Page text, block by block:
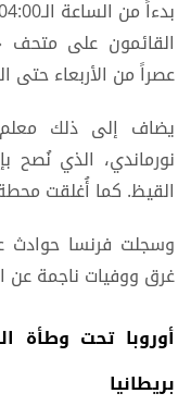
عصراً من الأربعاء حتى
يضاف إلى ذلك
نورماندي، الذي نُصح
القيظ. كما أُغلقت
وسجلت فرنسا حوادث
غرق ووفيات ناجمة عن
أوروبا تحت وطأة
بريطانيا